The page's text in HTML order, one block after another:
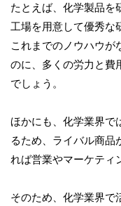
たとえば、化学製品を
工場を用意して優秀な
これまでのノウハウが
のに、多くの労力と費
でしょう。
ほかにも、化学業界で
るため、ライバル商品
れば営業やマーケティ
そのため、化学業界で